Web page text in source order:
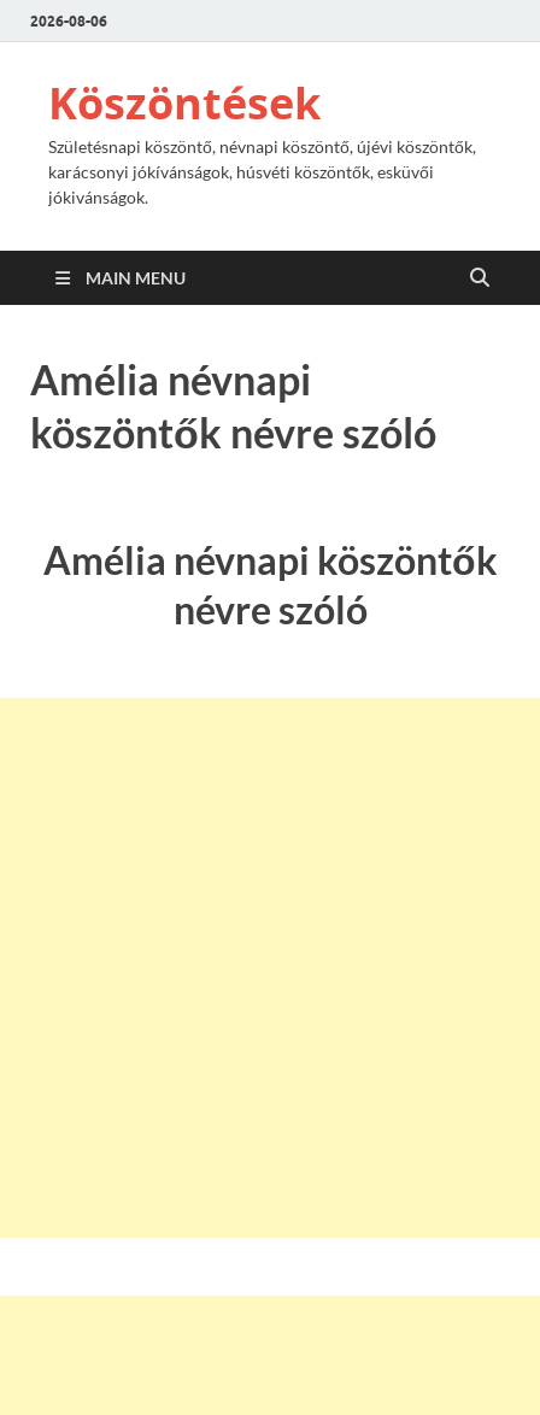
2026-08-06
Köszöntések
Születésnapi köszöntő, névnapi köszöntő, újévi köszöntők,
karácsonyi jókívánságok, húsvéti köszöntők, esküvői
jókivánságok.
MAIN MENU
Amélia névnapi
köszöntők névre szóló
Amélia névnapi köszöntők
névre szóló